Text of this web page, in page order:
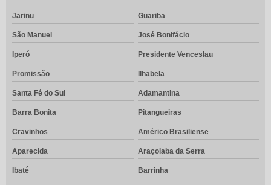
Jarinu Guariba
São Manuel José Bonifácio
Iperó Presidente Venceslau
Promissão Ilhabela
Santa Fé do Sul Adamantina
Barra Bonita Pitangueiras
Cravinhos Américo Brasiliense
Aparecida Araçoiaba da Serra
Ibaté Barrinha